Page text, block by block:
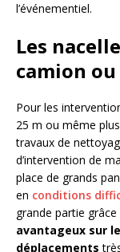
l’événementiel.
Les
camion
Pour les
25 m ou même
travaux de
d’intervention de
place de grands
en conditions
grande partie
avantageux sur
déplacements